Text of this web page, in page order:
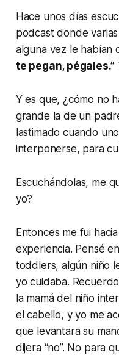
Hace unos días
podcast donde
alguna vez le habían
te pegan, pégales.”
Y es que, ¿cómo no
grande la de un
lastimado cuando
interponerse, para
Escuchándolas, me
yo?
Entonces me fui
experiencia. Pensé
toddlers, algún niño
yo cuidaba.
la mamá del niño
el cabello, y yo me
que levantara su
dijera “no”. No para